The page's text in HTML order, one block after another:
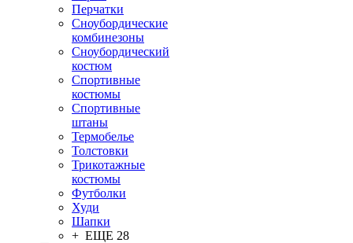
Перчатки
Сноубордические
комбинезоны
Сноубордический
костюм
Спортивные
костюмы
Спортивные
штаны
Термобелье
Толстовки
Трикотажные
костюмы
Футболки
Худи
Шапки
+ ЕЩЕ 28